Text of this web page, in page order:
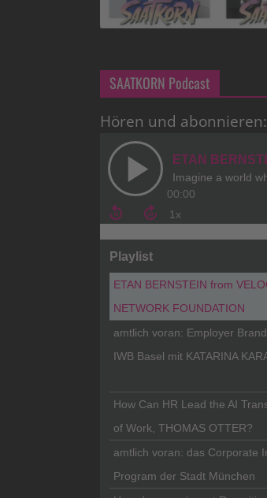
SAATKORN Podcast
Hören und abonnieren: